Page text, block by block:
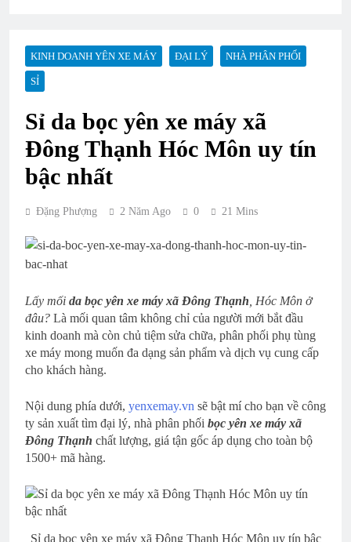
KINH DOANH YÊN XE MÁY ĐẠI LÝ NHÀ PHÂN PHỐI
SỈ
Sỉ da bọc yên xe máy xã
Đông Thạnh Hóc Môn uy tín
bậc nhất
Đặng Phượng 2 Năm Ago 0 21 Mins
Lấy mối da bọc yên xe máy xã Đông Thạnh , Hóc Môn ở
đâu? Là mối quan tâm không chỉ của người mới bắt đầu
kinh doanh mà còn chủ tiệm sửa chữa, phân phối phụ tùng
xe máy mong muốn đa dạng sản phẩm và dịch vụ cung cấp
cho khách hàng.
Nội dung phía dưới, yenxemay.vn sẽ bật mí cho bạn về công
ty sản xuất tìm đại lý, nhà phân phối bọc yên xe máy xã
Đông Thạnh chất lượng, giá tận gốc áp dụng cho toàn bộ
1500+ mã hàng.
Sỉ da bọc yên xe máy xã Đông Thạnh Hóc Môn uy tín bậc